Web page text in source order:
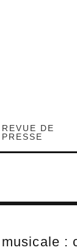
REVUE DE
PRESSE
: